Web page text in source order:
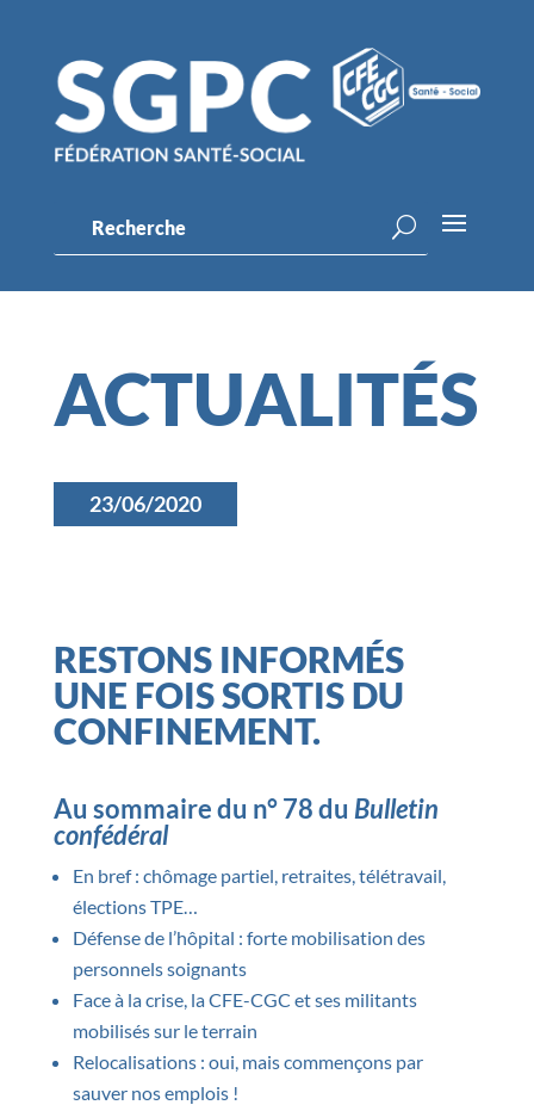
ACTUALITÉS
23/06/2020
RESTONS INFORMÉS
UNE FOIS SORTIS DU
CONFINEMENT.
Au sommaire du n° 78 du Bulletin
confédéral
En bref : chômage partiel, retraites, télétravail,
élections TPE…
Défense de l’hôpital : forte mobilisation des
personnels soignants
Face à la crise, la CFE-CGC et ses militants
mobilisés sur le terrain
Relocalisations : oui, mais commençons par
sauver nos emplois !